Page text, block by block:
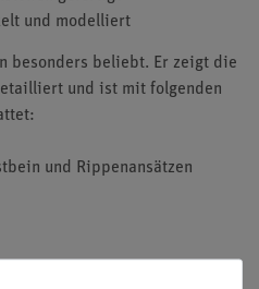
und modelliert
besonders beliebt. Er zeigt die
und ist mit folgenden
und Rippenansätzen